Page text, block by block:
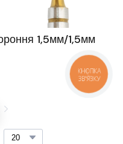
1,5мм/1,5мм
КНОПКА
ЗВ'ЯЗКУ